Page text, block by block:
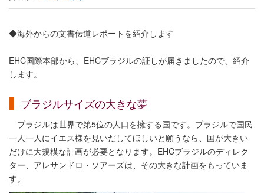
◆海外からの文書伝道レポートを紹介します
EHC国際本部から、EHCブラジルの証しが届きましたので、紹介
します。
ブラジルサイズの大きな夢
ブラジルは世界で第5位の人口を擁する国です。ブラジルで国民
一人一人にイエス様を見いだしてほしいと願うなら、国が大きい
だけに大規模な計画が必要となります。EHCブラジルのディレク
ター、アレサンドロ・ソアーズは、その大きな計画をもっていま
す。